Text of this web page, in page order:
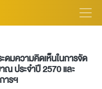
มความคิดเห็นในการจัด
ณ ประจำปี 2570 และ
ารฯ